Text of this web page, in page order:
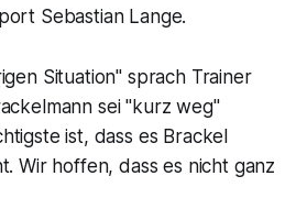
Sebastian Lange.
Situation" sprach Trainer
sei "kurz weg"
ist, dass es Brackel
Wir hoffen, dass es nicht ganz